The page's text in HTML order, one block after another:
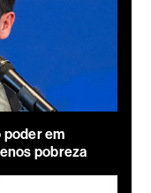
poder em
pobreza